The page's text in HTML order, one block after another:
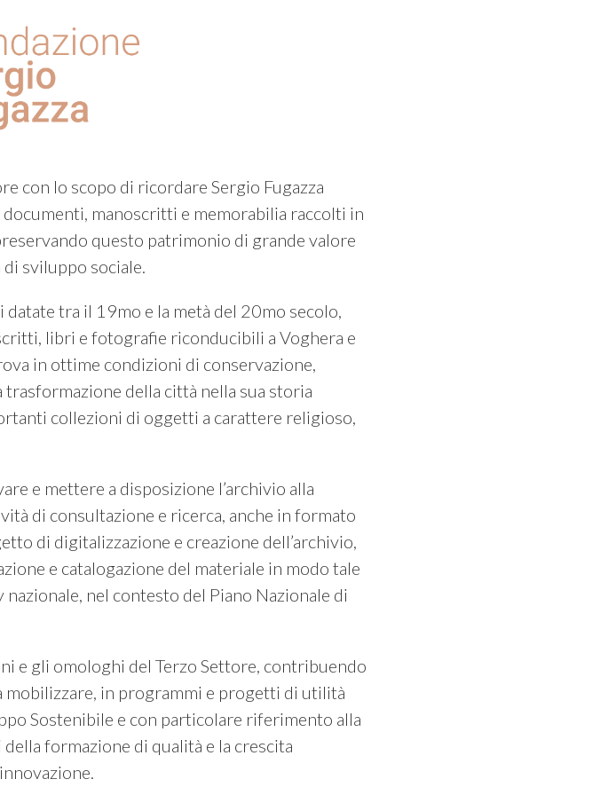
con lo scopo di ricordare Sergio Fugazza
manoscritti e memorabilia raccolti in
questo patrimonio di grande valore
sviluppo sociale.
tra il 19mo e la metà del 20mo secolo,
libri e fotografie riconducibili a Voghera e
in ottime condizioni di conservazione,
della città nella sua storia
collezioni di oggetti a carattere religioso,
e mettere a disposizione l’archivio alla
di consultazione e ricerca, anche in formato
di digitalizzazione e creazione dell’archivio,
e catalogazione del materiale in modo tale
nel contesto del Piano Nazionale di
e gli omologhi del Terzo Settore, contribuendo
in programmi e progetti di utilità
Sostenibile e con particolare riferimento alla
formazione di qualità e la crescita